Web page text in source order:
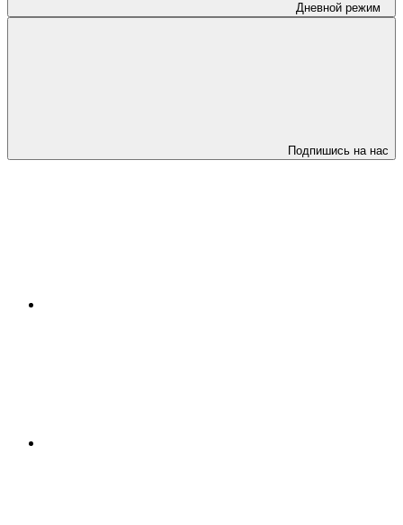
Дневной режим
Подпишись на нас